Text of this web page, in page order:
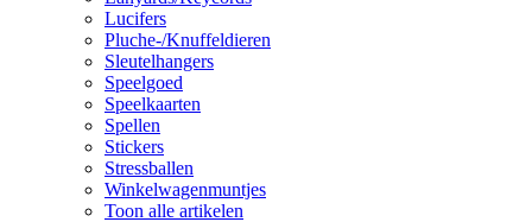
Lucifers
Pluche-/Knuffeldieren
Sleutelhangers
Speelgoed
Speelkaarten
Spellen
Stickers
Stressballen
Winkelwagenmuntjes
Toon alle artikelen